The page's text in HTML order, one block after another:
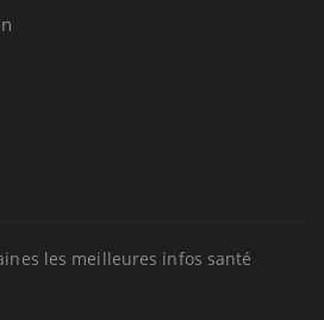
les meilleures infos santé